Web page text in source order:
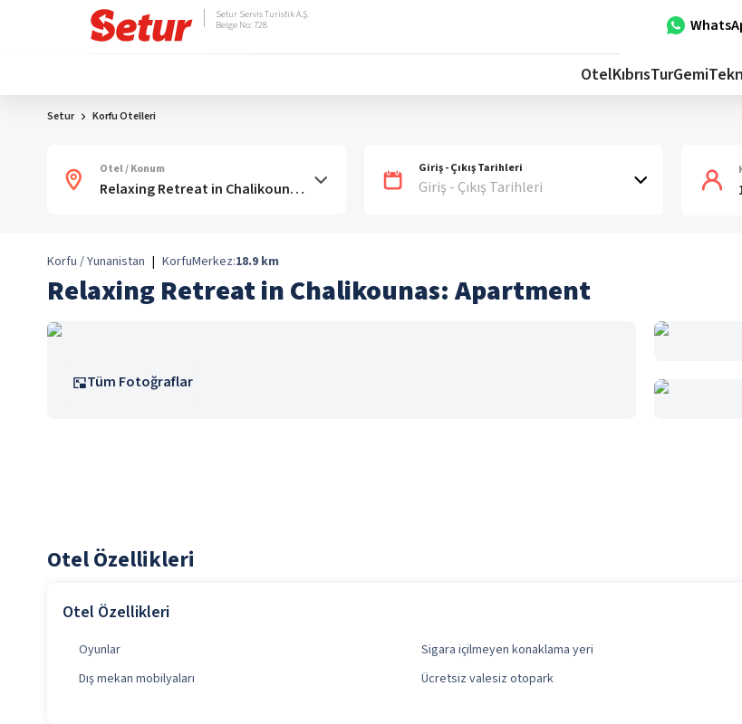
Setur Servis Turistik A.Ş.
Belge No: 728
OtelKıbrısTurGemi
Setur Korfu Otelleri
Otel / Konum Giriş - Çıkış Tarihleri
Giriş - Çıkış Tarihleri
Korfu / Yunanistan | KorfuMerkez:18.9 km
Relaxing Retreat in Chalikounas: Apartment
Tüm Fotoğraflar
Otel Özellikleri
Otel Özellikleri
Oyunlar Sigara içilmeyen konaklama yeri
Dış mekan mobilyaları
Ücretsiz valesiz otopark